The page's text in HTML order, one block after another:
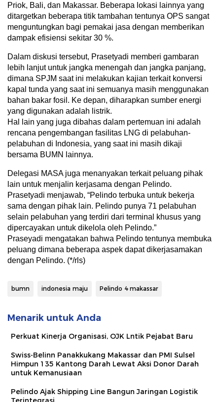
Priok, Bali, dan Makassar. Beberapa lokasi lainnya yang
ditargetkan beberapa titik tambahan tentunya OPS sangat
menguntungkan bagi pemakai jasa dengan memberikan
dampak efisiensi sekitar 30 %.
Dalam diskusi tersebut, Prasetyadi memberi gambaran
lebih lanjut untuk jangka menengah dan jangka panjang,
dimana SPJM saat ini melakukan kajian terkait konversi
kapal tunda yang saat ini semuanya masih menggunakan
bahan bakar fosil. Ke depan, diharapkan sumber energi
yang digunakan adalah listrik.
Hal lain yang juga dibahas dalam pertemuan ini adalah
rencana pengembangan fasilitas LNG di pelabuhan-
pelabuhan di Indonesia, yang saat ini masih dikaji
bersama BUMN lainnya.
Delegasi MASA juga menanyakan terkait peluang pihak
lain untuk menjalin kerjasama dengan Pelindo.
Prasetyadi menjawab, “Pelindo terbuka untuk bekerja
sama dengan pihak lain. Pelindo punya 71 pelabuhan
selain pelabuhan yang terdiri dari terminal khusus yang
dipercayakan untuk dikelola oleh Pelindo.”
Praseyadi mengatakan bahwa Pelindo tentunya membuka
peluang dimana beberapa aspek dapat dikerjasamakan
dengan Pelindo. (*/rls)
bumn indonesia maju Pelindo 4 makassar
Menarik untuk Anda
Perkuat Kinerja Organisasi, OJK Lntik Pejabat Baru
Swiss-Belinn Panakkukang Makassar dan PMI Sulsel
Himpun 135 Kantong Darah Lewat Aksi Donor Darah
untuk Kemanusiaan
Pelindo Ajak Shipping Line Bangun Jaringan Logistik